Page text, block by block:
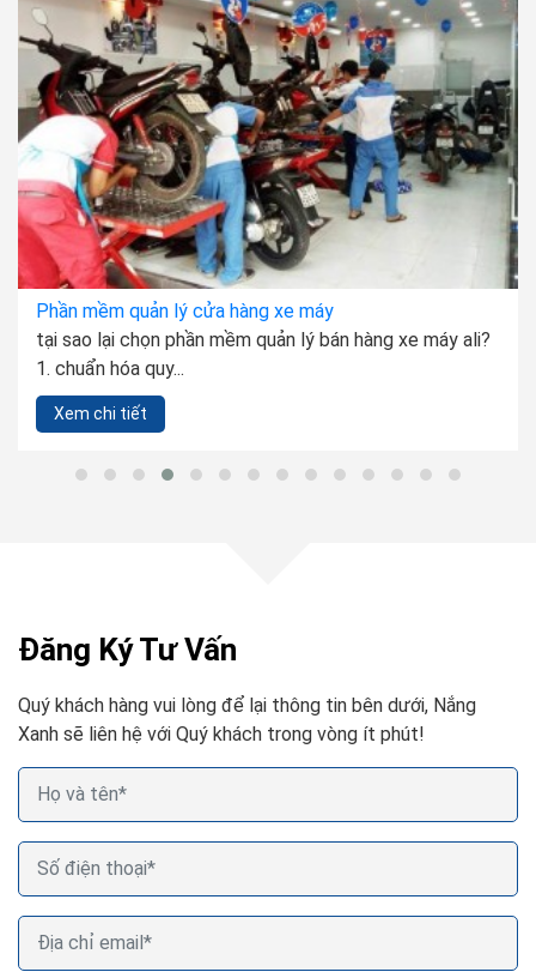
Phần mềm quản lý cửa hàng xe máy
tại sao lại chọn phần mềm quản lý bán hàng xe máy ali?
1. chuẩn hóa quy...
Xem chi tiết
Đăng Ký Tư Vấn
Quý khách hàng vui lòng để lại thông tin bên dưới, Nắng
Xanh sẽ liên hệ với Quý khách trong vòng ít phút!